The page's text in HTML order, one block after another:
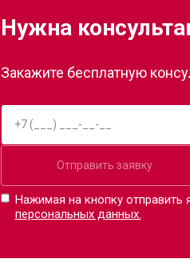
Замена сканера
Ремонт пневмокамеры
Ремонт пневмосистемы
Ремонт пульта управления
Нужна
Закажите бесплатную
Отправить заявку
Нажимая на кнопку отправить
персональных данных.